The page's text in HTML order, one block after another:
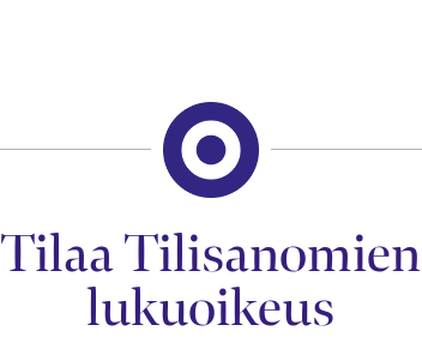
Tilaa Tilisanomien
lukuoikeus